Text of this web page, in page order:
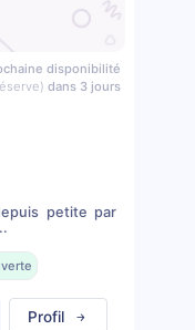
disponibilité
dans 3 jours
petite par
Profil